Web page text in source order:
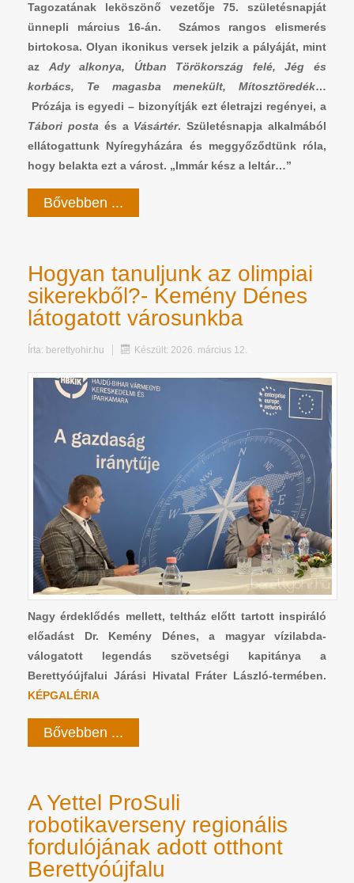
Tagozatának leköszönő vezetője 75. születésnapját
ünnepli március 16-án. Számos rangos elismerés
birtokosa. Olyan ikonikus versek jelzik a pályáját, mint
az Ady alkonya, Útban Törökország felé, Jég és
korbács, Te magasba menekült, Mítosztöredék…
Prózája is egyedi – bizonyítják ezt életrajzi regényei, a
Tábori postaés a Vásártér. Születésnapja alkalmából
ellátogattunk Nyíregyházára és meggyőződtünk róla,
hogy belakta ezt a várost. „Immár kész a leltár…”
Bővebben ...
Hogyan tanuljunk az olimpiai
sikerekből?- Kemény Dénes
látogatott városunkba
Írta: berettyohir.hu Készült: 2026. március 12.
Nagy érdeklődés mellett, teltház előtt tartott inspiráló
előadást Dr. Kemény Dénes, a magyar vízilabda-
válogatott legendás szövetségi kapitánya a
Berettyóújfalui Járási Hivatal Fráter László-termében.
KÉPGALÉRIA
Bővebben ...
A Yettel ProSuli
robotikaverseny regionális
fordulójának adott otthont
Berettyóújfalu